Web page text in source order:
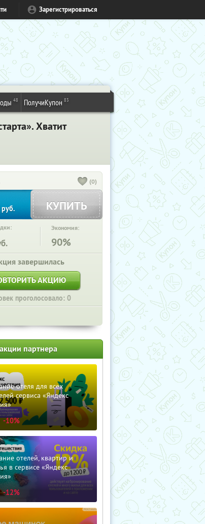
Зарегистрироваться
48 ПолучиКупон 83
Хватит
(0)
руб. КУПИТЬ
Экономия:
90%
завершилась
АКЦИЮ
проголосовало: 0
партнера
отеля для всех
сервиса «Яндекс
-10%
отелей, квартир и
в сервисе «Яндекс
-12%